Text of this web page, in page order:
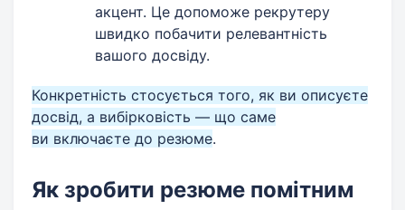
акцент. Це допоможе рекрутеру
швидко побачити релевантність
вашого досвіду.
Конкретність стосується того, як ви описуєте
досвід, а вибірковість — що саме
ви включаєте до резюме.
Як зробити резюме помітним